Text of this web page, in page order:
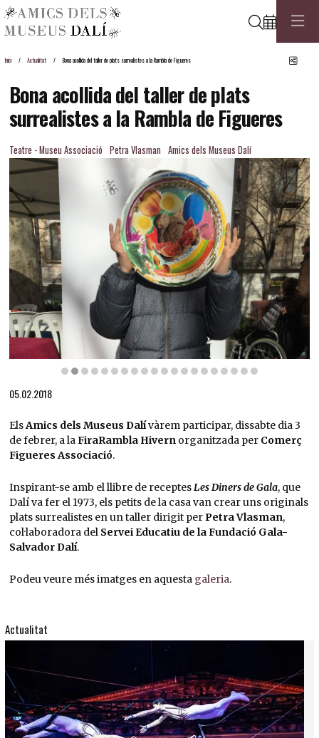
Cerca
Inici Actualitat Bona acollida del taller de plats surrealistes a la Rambla de Figueres
Bona acollida del taller de plats
surrealistes a la Rambla de Figueres
Teatre - Museu Associació Petra Vlasman Amics dels Museus Dalí
05.02.2018
ElsAmics dels Museus Dalívàrem participar, dissabte dia 3
de febrer, a laFiraRambla Hivern organitzada per Comerç
Figueres Associació.
Inspirant-se amb el llibre de receptesLes Diners de Gala, que
Dalí va fer el 1973, els petits de la casa van crear uns originals
plats surrealistes en un taller dirigit perPetra Vlasman,
col·laboradora del Servei Educatiu de la Fundació Gala-
Salvador Dalí.
Podeu veure més imatges en aquesta galeria.
Actualitat